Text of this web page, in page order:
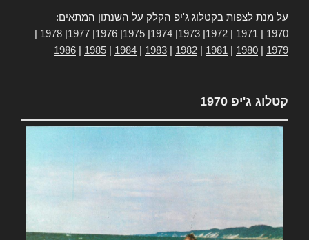
על מנת לצפות בקטלוג ג'יפ הקלק על השנתון המתאים:
1970
1971
1972
1973
1974
1975
1976
1977
1978
1979
1980
1981
1982
1983
1984
1985
1986
קטלוג ג'יפ 1970